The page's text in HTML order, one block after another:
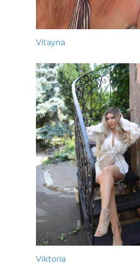
Vitayna
Viktoria